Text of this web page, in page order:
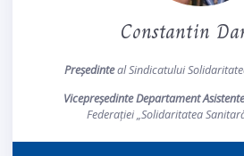
Constantin
Președinteal Sindicatului
Vicepreședinte Departament
Federației „Solidaritatea